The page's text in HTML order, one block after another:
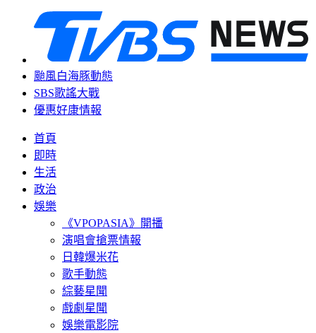
颱風白海豚動態
SBS歌謠大戰
優惠好康情報
首頁
即時
生活
政治
娛樂
《VPOPASIA》開播
演唱會搶票情報
日韓爆米花
歌手動態
綜藝星聞
戲劇星聞
娛樂電影院